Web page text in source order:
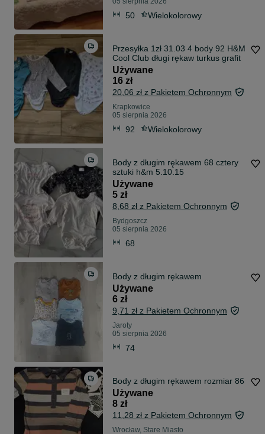
50 Wielokolorowy
Przesyłka 1zł 31.03 4 body 92 H&M
Cool Club długi rękaw turkus grafit
Używane
16 zł
20,06 zł z Pakietem Ochronnym
Krapkowice
05 sierpnia 2026
92 Wielokolorowy
Body z długim rękawem 68 cztery
sztuki h&m 5.10.15
Używane
5 zł
8,68 zł z Pakietem Ochronnym
Bydgoszcz
05 sierpnia 2026
68
Body z długim rękawem
Używane
6 zł
9,71 zł z Pakietem Ochronnym
Jaroty
05 sierpnia 2026
74
Body z długim rękawem rozmiar 86
Używane
8 zł
11,28 zł z Pakietem Ochronnym
Wrocław, Stare Miasto